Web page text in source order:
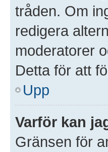
tråden. Om
redigera
moderatorer
Detta för att
Upp
Varför kan
Gränsen för